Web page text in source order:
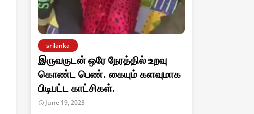
srilanka
இருவருடன் ஒரே நேரத்தில் உறவு
கொண்ட பெண். கையும் களவுமாக
பிடிபட்ட காட்சிகள்.
June 19, 2023